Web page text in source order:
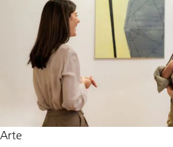
Arte